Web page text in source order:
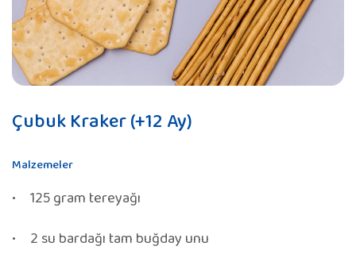
Çubuk Kraker (+12 Ay)
Malzemeler
125 gram tereyağı
2 su bardağı tam buğday unu